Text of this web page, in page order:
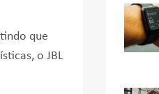
que
o JBL